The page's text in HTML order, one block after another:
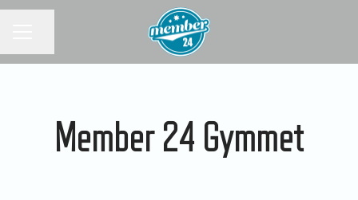
Member 24 Gymmet